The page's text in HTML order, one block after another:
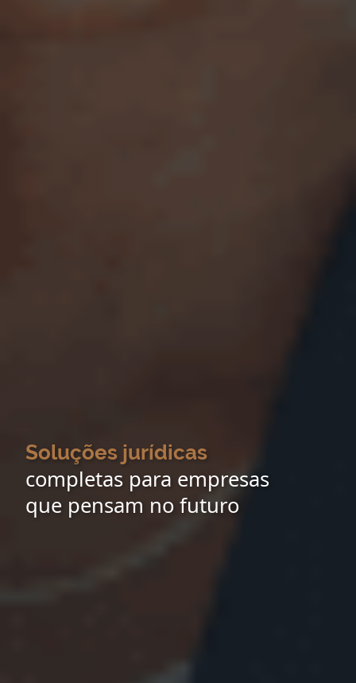
Soluções jurídicas
completas para empresas
que pensam no futuro